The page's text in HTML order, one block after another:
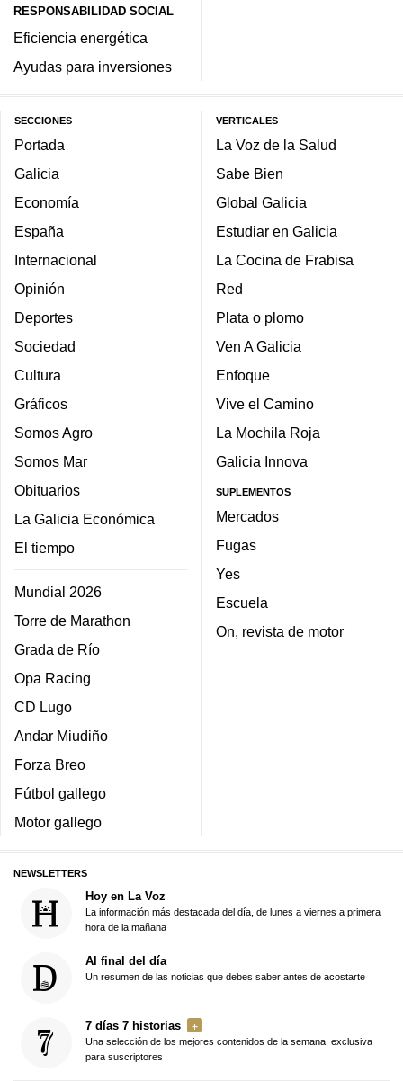
RESPONSABILIDAD SOCIAL
Eficiencia energética
Ayudas para inversiones
SECCIONES
Portada
Galicia
Economía
España
Internacional
Opinión
Deportes
Sociedad
Cultura
Gráficos
Somos Agro
Somos Mar
Obituarios
La Galicia Económica
El tiempo
Mundial 2026
Torre de Marathon
Grada de Río
Opa Racing
CD Lugo
Andar Miudiño
Forza Breo
Fútbol gallego
Motor gallego
VERTICALES
La Voz de la Salud
Sabe Bien
Global Galicia
Estudiar en Galicia
La Cocina de Frabisa
Red
Plata o plomo
Ven A Galicia
Enfoque
Vive el Camino
La Mochila Roja
Galicia Innova
SUPLEMENTOS
Mercados
Fugas
Yes
Escuela
On, revista de motor
NEWSLETTERS
Hoy en La Voz
La información más destacada del día, de lunes a viernes a primera
hora de la mañana
Al final del día
Un resumen de las noticias que debes saber antes de acostarte
7 días 7 historias
Una selección de los mejores contenidos de la semana, exclusiva
para suscriptores